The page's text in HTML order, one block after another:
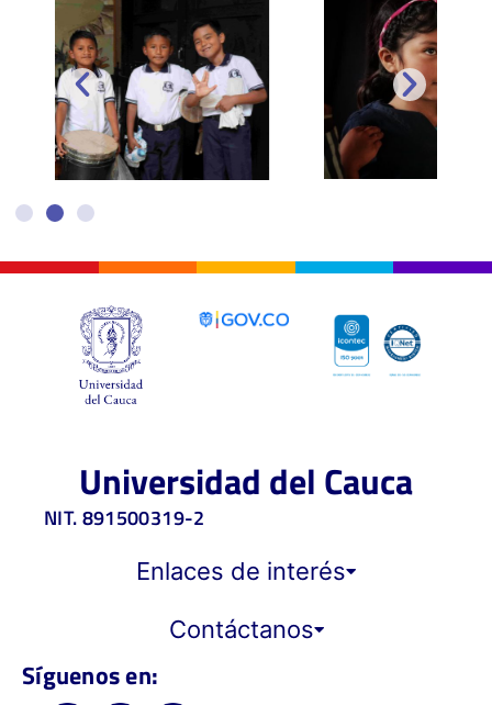
Universidad del Cauca
NIT. 891500319-2
Enlaces de interés
Contáctanos
Síguenos en: